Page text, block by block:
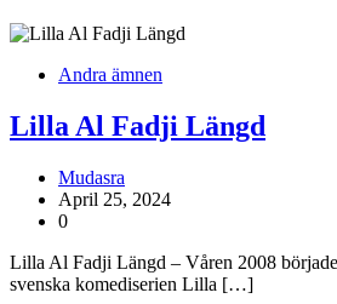
Andra ämnen
Lilla Al Fadji Längd
Mudasra
April 25, 2024
0
Lilla Al Fadji Längd – Våren 2008
svenska komediserien Lilla […]